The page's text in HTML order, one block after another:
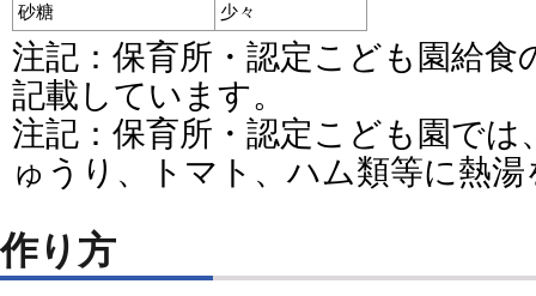
砂糖
少々
注記：保育所・認定こども園給食
記載しています。
注記：保育所・認定こども園では
ゅうり、トマト、ハム類等に熱
作り方